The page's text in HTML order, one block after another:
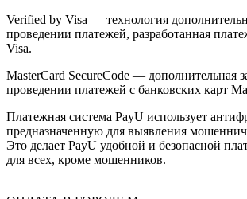
Verified by Visa — технология
проведении платежей, разработанная
Visa.
MasterCard SecureCode — дополнительная
проведении платежей с банковских карт
Платежная система PayU использует
предназначенную для выявления
Это делает PayU удобной и безопасной
для всех, кроме мошенников.